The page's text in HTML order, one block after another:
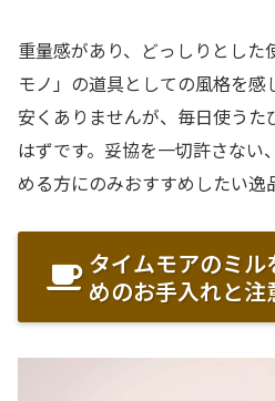
重量感があり、どっしりとし
モノ」の道具としての風格を感
安くありませんが、毎日使うた
はずです。妥協を一切許さない
める方にのみおすすめしたい逸
タイムモアのミ
めのお手入れと注